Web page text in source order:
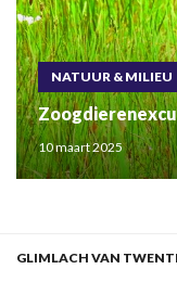
NATUUR & MILIEU
10 maart 2025
GLIMLACH VAN